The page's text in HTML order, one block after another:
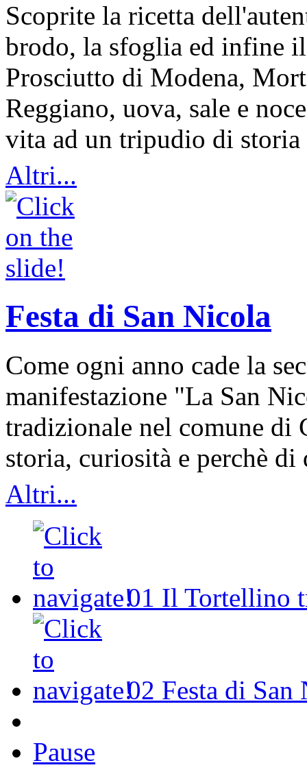
Scoprite la ricetta
brodo, la sfoglia ed infine
Prosciutto di Modena,
Reggiano, uova, sale e
vita ad un tripudio di storia
Altri...
Festa di San Nicola
Come ogni anno cade la
manifestazione "La San
tradizionale nel comune di
storia, curiosità e perchè
Altri...
01 Il Tortellino
02 Festa di San
Pause